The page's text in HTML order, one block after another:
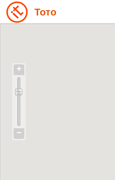
Тото
+
−